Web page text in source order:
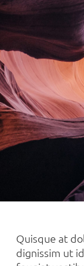
Quisque at
dignissim ut